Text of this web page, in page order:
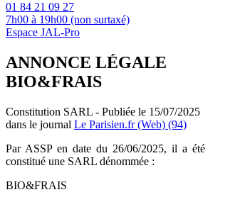
01 84 21 09 27
7h00 à 19h00 (non surtaxé)
Espace JAL-Pro
ANNONCE LÉGALE
BIO&FRAIS
Constitution SARL - Publiée le 15/07/2025
dans le journal Le Parisien.fr (Web) (94)
Par ASSP en date du 26/06/2025, il a été
constitué une SARL dénommée :
BIO&FRAIS